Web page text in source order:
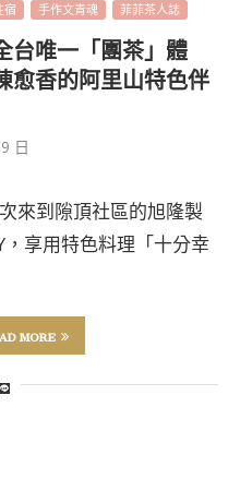
宿 手作文青魂 菲菲茶人誌
台唯一「團茶」體
愈香的阿里山特色伴
日
來到隙頂社區的旭隆製
享用特色料理「十分幸
MORE